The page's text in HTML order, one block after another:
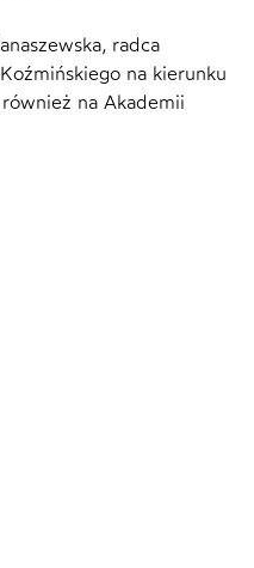
radca
na kierunku
na Akademii